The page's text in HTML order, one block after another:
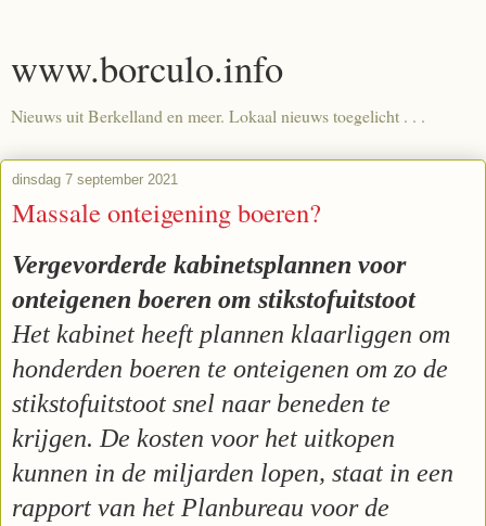
www.borculo.info
Nieuws uit Berkelland en meer. Lokaal nieuws toegelicht . . .
dinsdag 7 september 2021
Massale onteigening boeren?
Vergevorderde kabinetsplannen voor
onteigenen boeren om stikstofuitstoot
Het kabinet heeft plannen klaarliggen om
honderden boeren te onteigenen om zo de
stikstofuitstoot snel naar beneden te
krijgen. De kosten voor het uitkopen
kunnen in de miljarden lopen, staat in een
rapport van het Planbureau voor de